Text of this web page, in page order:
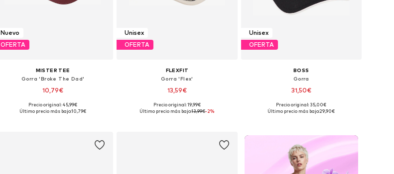
Nuevo
OFERTA
MISTER TEE
Gorra 'Broke The Dad'
10,79€
Tallas disponibles: 55-60
Precio original: 45,99€
Último precio más bajo:10,79€
Unisex
OFERTA
FLEXFIT
Gorra 'Flex'
13,59€
Precio original: 19,99€
Último precio más bajo:13,99€-2%
Unisex
OFERTA
BOSS
Gorra
31,50€
Tallas disponibles: 55-60
Precio original: 35,00€
Último precio más bajo:29,90€